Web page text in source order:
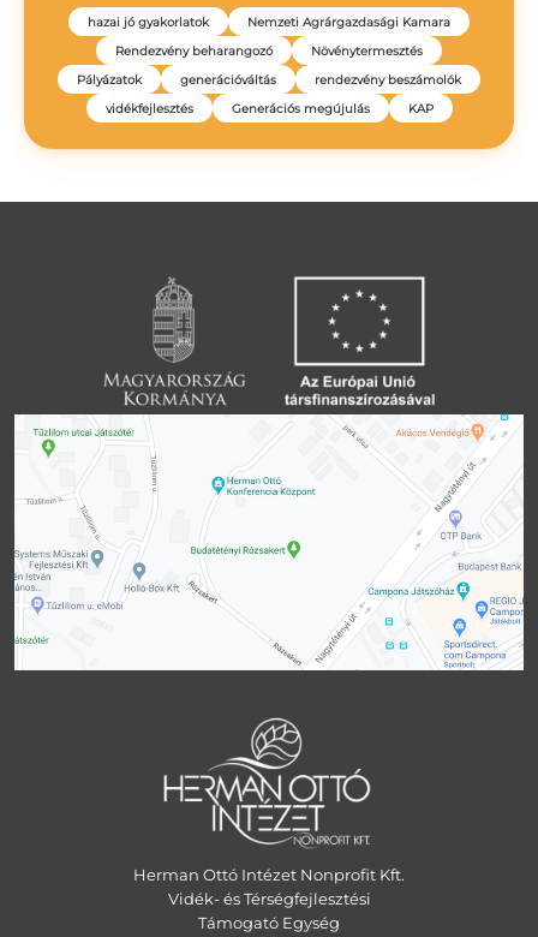
hazai jó gyakorlatok
Nemzeti Agrárgazdasági Kamara
Rendezvény beharangozó
Növénytermesztés
Pályázatok
generációváltás
rendezvény beszámolók
vidékfejlesztés
Generációs megújulás KAP
Herman Ottó Intézet Nonprofit Kft.
Vidék- és Térségfejlesztési
Támogató Egység